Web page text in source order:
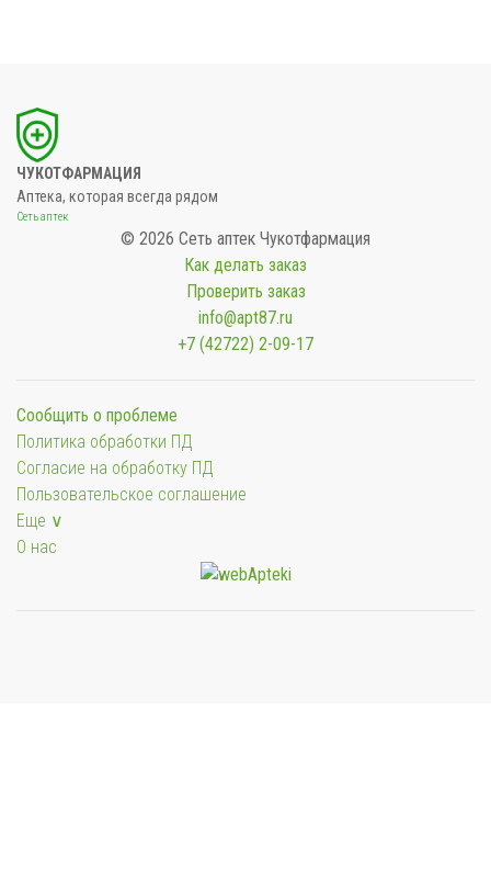
ЧУКОТФАРМАЦИЯ
Аптека, которая всегда рядом
Сеть аптек
© 2026 Сеть аптек Чукотфармация
Как делать заказ
Проверить заказ
info@apt87.ru
+7 (42722) 2-09-17
Сообщить о проблеме
Политика обработки ПД
Согласие на обработку ПД
Пользовательское соглашение
Еще ∨
О нас